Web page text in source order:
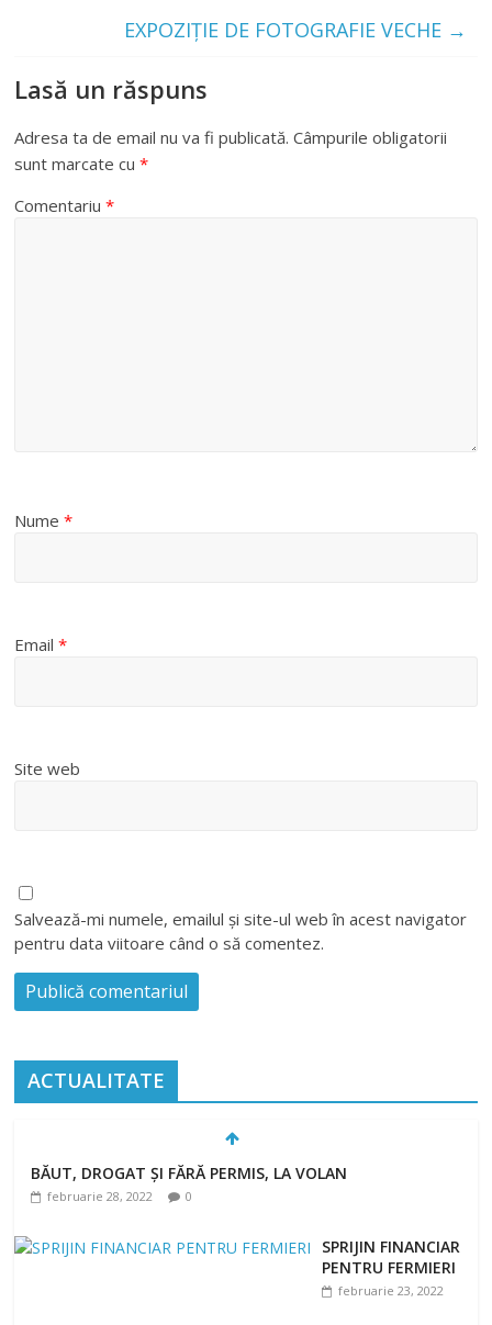
EXPOZIȚIE DE FOTOGRAFIE VECHE →
Lasă un răspuns
Adresa ta de email nu va fi publicată. Câmpurile obligatorii
sunt marcate cu*
Comentariu*
Nume*
Email*
Site web
Salvează-mi numele, emailul și site-ul web în acest navigator
pentru data viitoare când o să comentez.
ACTUALITATE
BĂUT, DROGAT ȘI FĂRĂ PERMIS, LA VOLAN
februarie 28, 2022 0
SPRIJIN FINANCIAR
PENTRU FERMIERI
februarie 23, 2022